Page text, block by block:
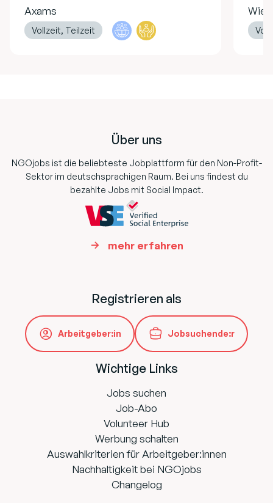
Axams
Vollzeit, Teilzeit
Wien
Über uns
NGOjobs ist die beliebteste Jobplattform für den Non-Profit-
Sektor im deutschsprachigen Raum. Bei uns findest du
bezahlte Jobs mit Social Impact.
mehr erfahren
Registrieren als
Arbeitgeber:in Jobsuchende:r
Wichtige Links
Jobs suchen
Job-Abo
Volunteer Hub
Werbung schalten
Auswahlkriterien für Arbeitgeber:innen
Nachhaltigkeit bei NGOjobs
Changelog